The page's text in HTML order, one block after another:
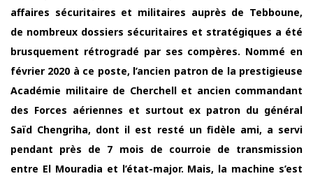
affaires sécuritaires et militaires auprès de Tebboune,
de nombreux dossiers sécuritaires et stratégiques a été
brusquement rétrogradé par ses compères. Nommé en
février 2020 à ce poste, l’ancien patron de la prestigieuse
Académie militaire de Cherchell et ancien commandant
des Forces aériennes et surtout ex patron du général
Saïd Chengriha, dont il est resté un fidèle ami, a servi
pendant près de 7 mois de courroie de transmission
entre El Mouradia et l’état-major. Mais, la machine s’est